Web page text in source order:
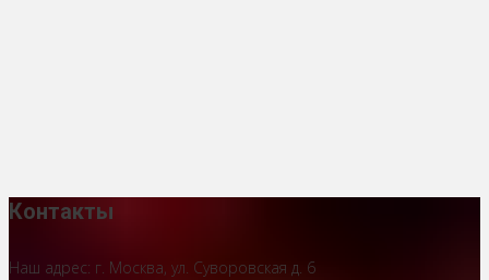
Контакты
Наш адрес: г. Москва, ул. Суворовская д. 6